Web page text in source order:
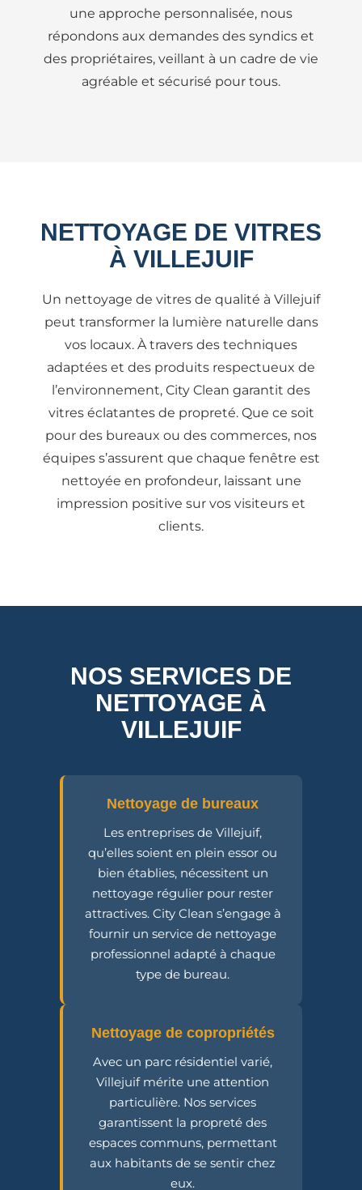
une approche personnalisée, nous
répondons aux demandes des syndics et
des propriétaires, veillant à un cadre de vie
agréable et sécurisé pour tous.
NETTOYAGE DE VITRES
À VILLEJUIF
Un nettoyage de vitres de qualité à Villejuif
peut transformer la lumière naturelle dans
vos locaux. À travers des techniques
adaptées et des produits respectueux de
l’environnement, City Clean garantit des
vitres éclatantes de propreté. Que ce soit
pour des bureaux ou des commerces, nos
équipes s’assurent que chaque fenêtre est
nettoyée en profondeur, laissant une
impression positive sur vos visiteurs et
clients.
NOS SERVICES DE
NETTOYAGE À
VILLEJUIF
Nettoyage de bureaux
Les entreprises de Villejuif,
qu’elles soient en plein essor ou
bien établies, nécessitent un
nettoyage régulier pour rester
attractives. City Clean s’engage à
fournir un service de nettoyage
professionnel adapté à chaque
type de bureau.
Nettoyage de copropriétés
Avec un parc résidentiel varié,
Villejuif mérite une attention
particulière. Nos services
garantissent la propreté des
espaces communs, permettant
aux habitants de se sentir chez
eux.